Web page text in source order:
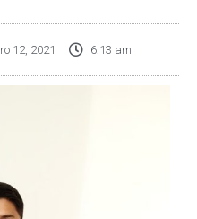
12, 2021 6:13 am